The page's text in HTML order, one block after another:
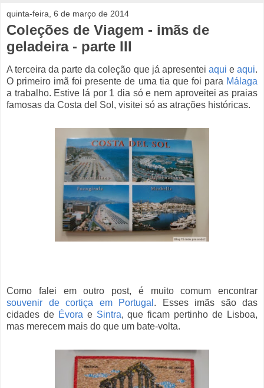
quinta-feira, 6 de março de 2014
Coleções de Viagem - imãs de
geladeira - parte III
A terceira da parte da coleção que já apresentei aqui eaqui.
O primeiro imã foi presente de uma tia que foi para Málaga
a trabalho. Estive lá por 1 dia só e nem aproveitei as praias
famosas da Costa del Sol, visitei só as atrações históricas.
Como falei em outro post, é muito comum encontrar
souvenir de cortiça em Portugal . Esses imãs são das
cidades de Évora e Sintra, que ficam pertinho de Lisboa,
mas merecem mais do que um bate-volta.